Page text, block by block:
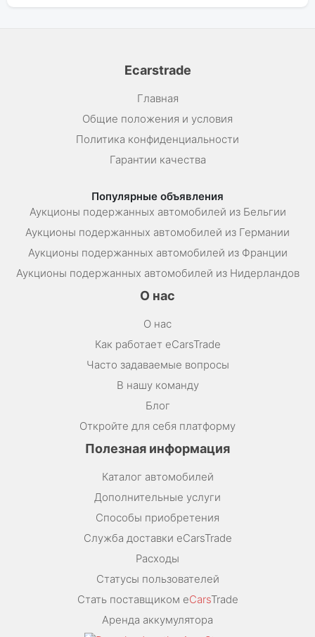
Ecarstrade
Главная
Общие положения и условия
Политика конфиденциальности
Гарантии качества
Популярные объявления
Аукционы подержанных автомобилей из Бельгии
Аукционы подержанных автомобилей из Германии
Аукционы подержанных автомобилей из Франции
Аукционы подержанных автомобилей из Нидерландов
О нас
О нас
Как работает eCarsTrade
Часто задаваемые вопросы
В нашу команду
Блог
Откройте для себя платформу
Полезная информация
Каталог автомобилей
Дополнительные услуги
Способы приобретения
Служба доставки eCarsTrade
Расходы
Статусы пользователей
Стать поставщиком eCarsTrade
Аренда аккумулятора